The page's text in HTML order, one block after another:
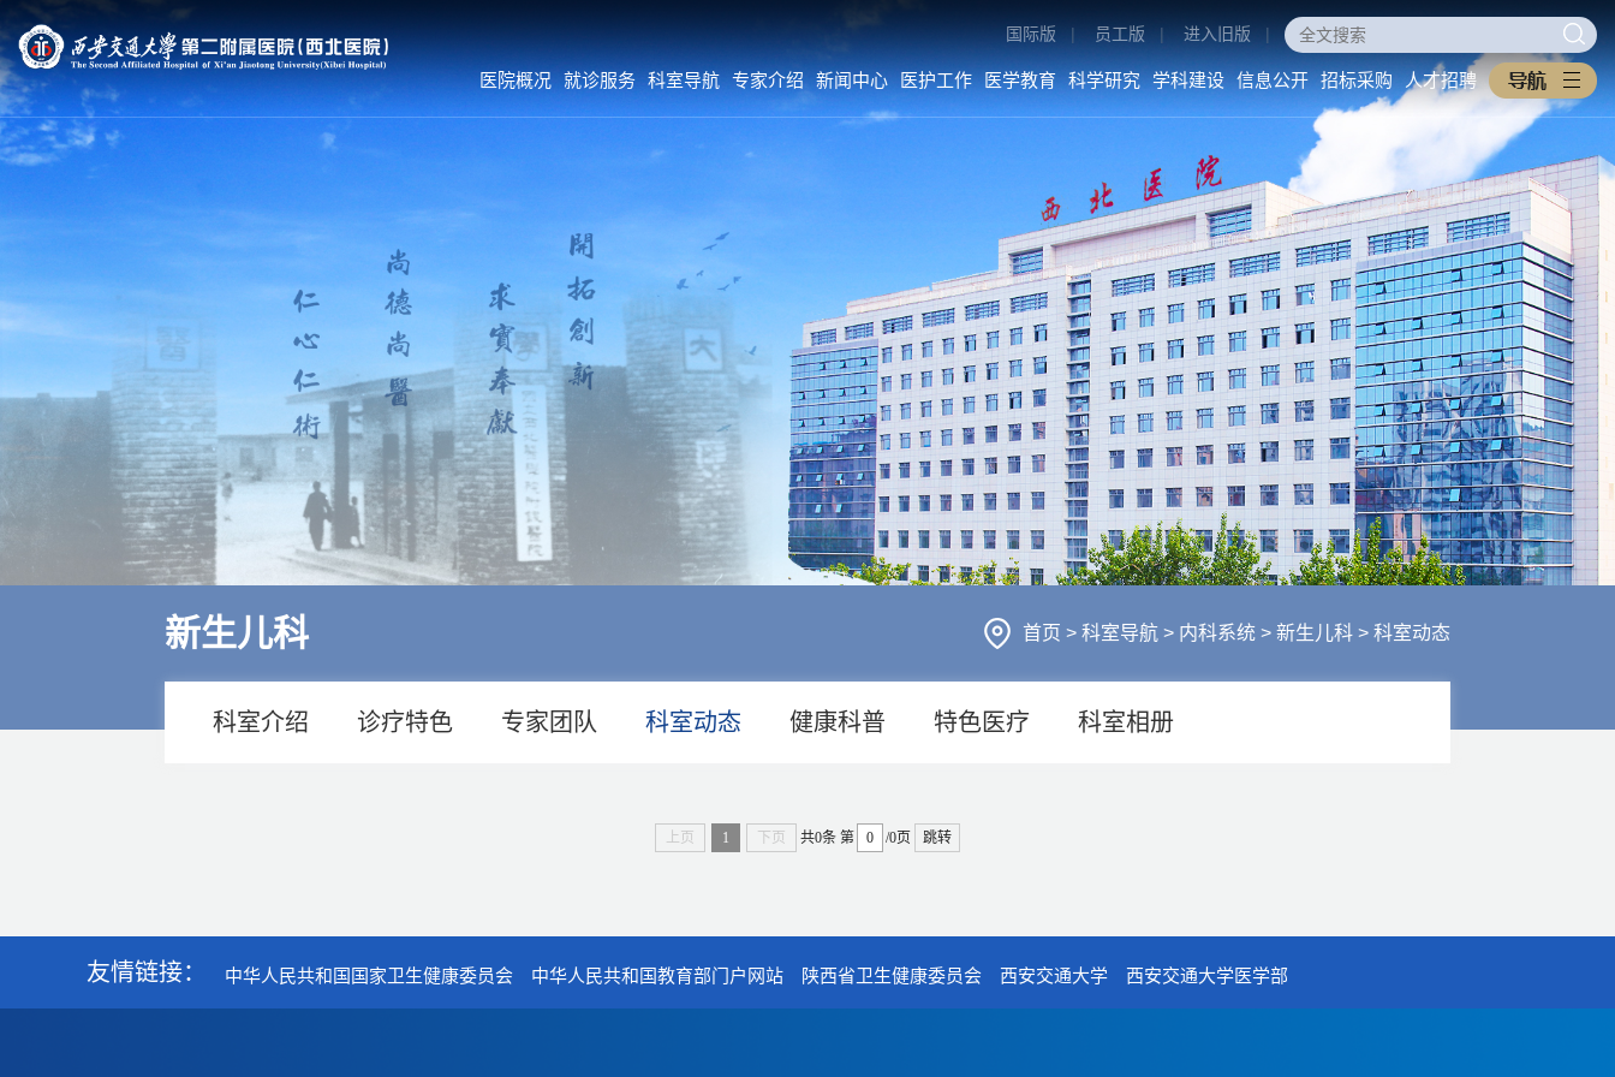
医院概况
医保服务
护理到家
就诊须知
就医流程
多学科诊疗
特色医疗
住院指南
病院•中心
外科系统
医技•平台
病院•中心
科室动态
人文关怀
媒体二院
公告
数字院报
护理动态
医学教育
本科生教育
研究生教育
住培专培
继续教育
教学之窗
规章制度
下载专区
科学研究
科研动态
科研管理
学科建设
重点学科
医工交叉
中西医协同旗舰医院
信息公开
医院概况
医院环境
行风建设
招标采购
采购公告
中标公告
人才招聘
国际版 | 员工版 | 进入旧版 |
医院概况 就诊服务 科室导航 专家介绍 新闻中心 医护工作 医学教育 科学研究 学科建设 信息公开 招标采购 人才招聘
新生儿科 首页 > 科室导航 > 内科系统 > 新生儿科 > 科室动态
科室介绍 诊疗特色 专家团队 科室动态 健康科普 特色医疗 科室相册
上页 1 下页 共0条 第 /0页 跳转
友情链接： 中华人民共和国国家卫生健康委员会 中华人民共和国教育部门户网站 陕西省卫生健康委员会 西安交通大学 西安交通大学医学部